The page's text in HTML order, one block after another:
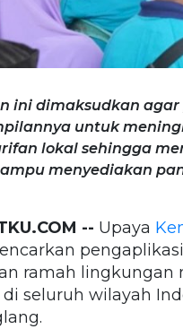
ini dimaksudkan
untuk
lokal sehingga
menyediakan
-- Upaya
ramah lingkungan
seluruh wilayah